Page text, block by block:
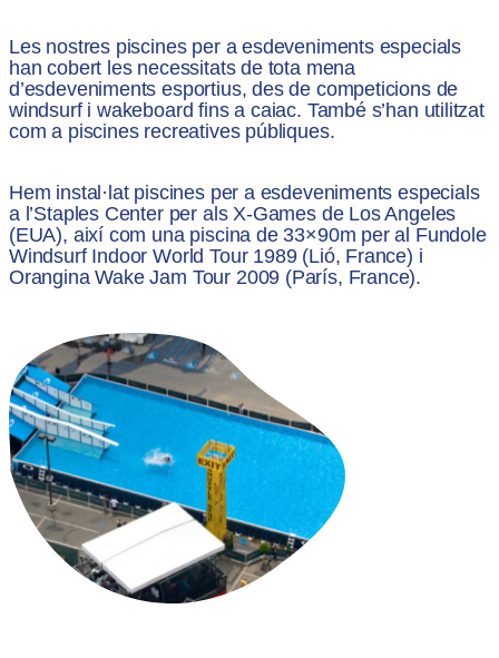
Les nostres piscines per a esdeveniments especials
han cobert les necessitats de tota mena
d’esdeveniments esportius, des de competicions de
windsurf i wakeboard fins a caiac. També s’han utilitzat
com a piscines recreatives públiques.
Hem instal·lat piscines per a esdeveniments especials
a l’Staples Center per als X-Games de Los Angeles
(EUA), així com una piscina de 33×90m per al Fundole
Windsurf Indoor World Tour 1989 (Lió, France) i
Orangina Wake Jam Tour 2009 (París, France).